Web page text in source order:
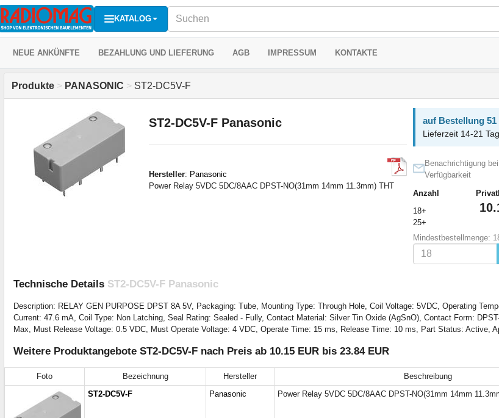
KATALOG
NEUE ANKÜNFTE BEZAHLUNG UND LIEFERUNG AGB IMPRESSUM KONTAKTE
Produkte > PANASONIC > ST2-DC5V-F
ST2-DC5V-F Panasonic
Hersteller: Panasonic
Power Relay 5VDC 5DC/8AAC DPST-NO(31mm 14mm 11.3mm) THT
auf Bestellung 51
Lieferzeit 14-21
Benachrichtigung bei
Verfügbarkeit
Anzahl
18+
25+
Mindestbestellmenge:
Technische Details ST2-DC5V-F Panasonic
Description: RELAY GEN PURPOSE DPST 8A 5V, Packaging: Tube, Mounting Type: Through Hole, Coil Voltage: 5VDC, Operating
Current: 47.6 mA, Coil Type: Non Latching, Seal Rating: Sealed - Fully, Contact Material: Silver Tin Oxide (AgSnO), Contact Form:
Max, Must Release Voltage: 0.5 VDC, Must Operate Voltage: 4 VDC, Operate Time: 15 ms, Release Time: 10 ms, Part Status: Active,
Weitere Produktangebote ST2-DC5V-F nach Preis ab 10.15 EUR bis 23.84 EUR
Foto Bezeichnung Hersteller Beschreibung
ST2-DC5V-F
Panasonic Power Relay 5VDC 5DC/8AAC DPST-NO(31mm 14mm